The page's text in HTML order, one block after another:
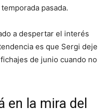
pasada.
a despertar el interés
es que Sergi deje
de junio cuando no
en la mira del